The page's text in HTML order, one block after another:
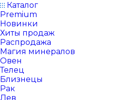
Каталог
Premium
Новинки
Хиты продаж
Распродажа
Магия минералов
Овен
Телец
Близнецы
Рак
Лев